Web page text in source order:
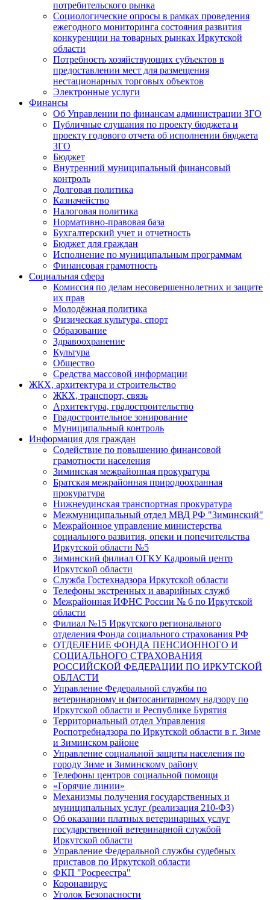
потребительского рынка
Социологические опросы в рамках проведения
ежегодного мониторинга состояния развития
конкуренции на товарных рынках Иркутской
области
Потребность хозяйствующих субъектов в
предоставлении мест для размещения
нестационарных торговых объектов
Электронные услуги
Финансы
Об Управлении по финансам администрации ЗГО
Публичные слушания по проекту бюджета и
проекту годового отчета об исполнении бюджета
ЗГО
Бюджет
Внутренний муниципальный финансовый
контроль
Долговая политика
Казначейство
Налоговая политика
Нормативно-правовая база
Бухгалтерский учет и отчетность
Бюджет для граждан
Исполнение по муниципальным программам
Финансовая грамотность
Социальная сфера
Комиссия по делам несовершеннолетних и защите
их прав
Молодёжная политика
Физическая культура, спорт
Образование
Здравоохранение
Культура
Общество
Средства массовой информации
ЖКХ, архитектура и строительство
ЖКХ, транспорт, связь
Архитектура, градостроительство
Градостроительное зонирование
Муниципальный контроль
Информация для граждан
Содействие по повышению финансовой
грамотности населения
Зиминская межрайонная прокуратура
Братская межрайонная природоохранная
прокуратура
Нижнеудинская транспортная прокуратура
Межмуниципальный отдел МВД РФ "Зиминский"
Межрайонное управление министерства
социального развития, опеки и попечительства
Иркутской области №5
Зиминский филиал ОГКУ Кадровый центр
Иркутской области
Служба Гостехнадзора Иркутской области
Телефоны экстренных и аварийных служб
Межрайонная ИФНС России № 6 по Иркутской
области
Филиал №15 Иркутского регионального
отделения Фонда социального страхования РФ
ОТДЕЛЕНИЕ ФОНДА ПЕНСИОННОГО И
СОЦИАЛЬНОГО СТРАХОВАНИЯ
РОССИЙСКОЙ ФЕДЕРАЦИИ ПО ИРКУТСКОЙ
ОБЛАСТИ
Управление Федеральной службы по
ветеринарному и фитосанитарному надзору по
Иркутской области и Республике Бурятия
Территориальный отдел Управления
Роспотребнадзора по Иркутской области в г. Зиме
и Зиминском районе
Управление социальной защиты населения по
городу Зиме и Зиминскому району
Телефоны центров социальной помощи
«Горячие линии»
Механизмы получения государственных и
муниципальных услуг (реализация 210-ФЗ)
Об оказании платных ветеринарных услуг
государственной ветеринарной службой
Иркутской области
Управление Федеральной службы судебных
приставов по Иркутской области
ФКП "Росреестра"
Коронавирус
Уголок Безопасности